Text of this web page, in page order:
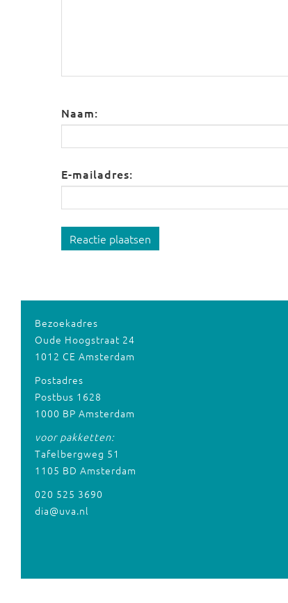
Naam:
E-mailadres:
Reactie plaatsen
Bezoekadres
Oude Hoogstraat 24
1012 CE Amsterdam
Postadres
Postbus 1628
1000 BP Amsterdam
voor pakketten:
Tafelbergweg 51
1105 BD Amsterdam
020 525 3690
dia@uva.nl